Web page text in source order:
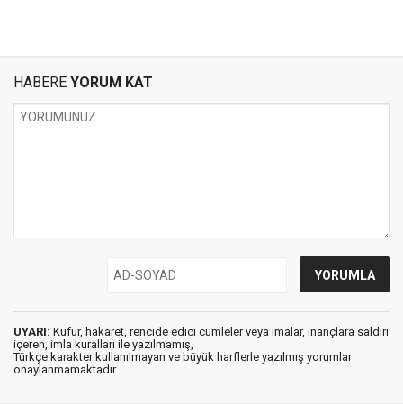
HABERE YORUM KAT
UYARI: Küfür, hakaret, rencide edici cümleler veya imalar, inançlara saldırı
içeren, imla kuralları ile yazılmamış,
Türkçe karakter kullanılmayan ve büyük harflerle yazılmış yorumlar
onaylanmamaktadır.